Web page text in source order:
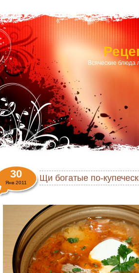
Всяческие
Щи богатые по-
30
Янв 2011